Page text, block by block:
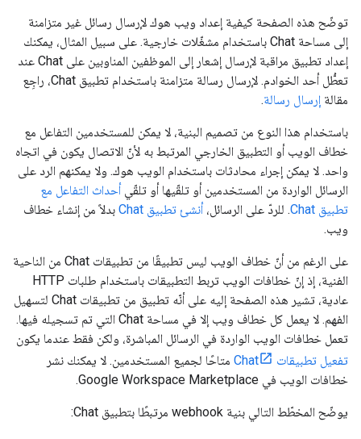
توضّح هذه الصفحة كيفية إعداد ويب هوك لإرسال رسائل غير متزامنة
إلى مساحة Chat باستخدام مشغّلات خارجية. على سبيل المثال، يمكنك
إعداد تطبيق مراقبة لإرسال إشعار إلى الموظفين المناوبين على Chat عند
تعطُّل أحد الخوادم. لإرسال رسالة متزامنة باستخدام تطبيق Chat، راجِع
مقالة إرسال رسالة.
باستخدام هذا النوع من تصميم البنية، لا يمكن للمستخدمين التفاعل مع
خطاف الويب أو التطبيق الخارجي المرتبط به لأنّ الاتصال يكون في اتجاه
واحد. لا يمكن إجراء محادثات باستخدام الويب هوك. ولا يمكنهم الرد على
الرسائل الواردة من المستخدمين أو تلقّيها أو تلقّيأحداث التفاعل مع
تطبيق Chat
. للردّ على الرسائل،أنشئ تطبيق Chat
بدلاً من إنشاء خطاف
ويب.
على الرغم من أنّ خطاف الويب ليس تطبيقًا من تطبيقات Chat من الناحية
الفنية، إذ إنّ خطافات الويب تربط التطبيقات باستخدام طلبات HTTP
عادية، تشير هذه الصفحة إليه على أنّه تطبيق من تطبيقات Chat لتسهيل
الفهم. لا يعمل كل خطاف ويب إلا في مساحة Chat التي تم تسجيله فيها.
تعمل خطافات الويب الواردة في الرسائل المباشرة، ولكن فقط عندما يكون
تفعيل تطبيقات Chat
متاحًا لجميع المستخدمين. لا يمكنك نشر
خطافات الويب في Google Workspace Marketplace.
يوضّح المخطّط التالي بنية webhook مرتبطًا بتطبيق Chat: